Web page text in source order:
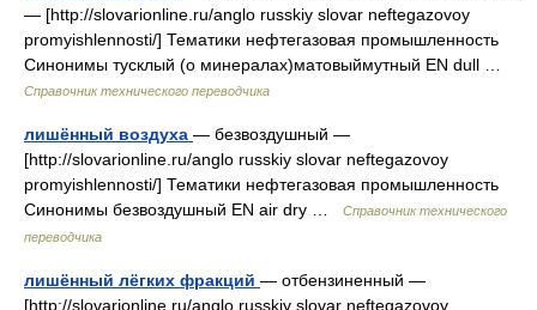
— [http://slovarionline.ru/anglo russkiy slovar neftegazovoy
promyishlennosti/] Тематики нефтегазовая промышленность
Синонимы тусклый (о минералах)матовыймутный EN dull …
Справочник технического переводчика
лишённый воздуха — безвоздушный —
[http://slovarionline.ru/anglo russkiy slovar neftegazovoy
promyishlennosti/] Тематики нефтегазовая промышленность
Синонимы безвоздушный EN air dry …
Справочник технического
переводчика
лишённый лёгких фракций — отбензиненный —
[http://slovarionline.ru/anglo russkiy slovar neftegazovoy